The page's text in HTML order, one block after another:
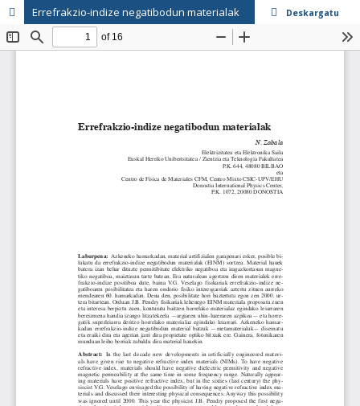
Errefrakzio-indize negatibodun materialak Deskargatu